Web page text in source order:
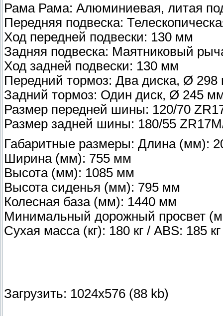
Рама Рама: Алюминиевая, литая
Передняя подвеска:
Ход передней подвески: 130 мм
Задняя подвеска: Маятниковый
Ход задней подвески: 130 мм
Передний тормоз: Два диска, Ø
Задний тормоз: Один диск, Ø 245
Размер передней шины: 120/70
Размер задней шины: 180/55
Габаритные размеры: Длина (мм):
Ширина (мм): 755 мм
Высота (мм): 1085 мм
Высота сиденья (мм): 795 мм
Колесная база (мм): 1440 мм
Минимальный дорожный просвет
Сухая масса (кг): 180 кг / ABS: 185 кг
Загрузить: 1024x576 (88 kb)